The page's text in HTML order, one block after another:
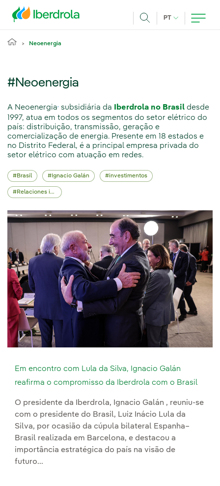
PT IDIOMA ATUAL,
Neoenergia
#Neoenergia
A Neoenergia, subsidiária da Iberdrola no Brasil desde
1997, atua em todos os segmentos do setor elétrico do
país: distribuição, transmissão, geração e
comercialização de energia. Presente em 18 estados e
no Distrito Federal, é a principal empresa privada do
setor elétrico com atuação em redes.
Brasil Ignacio Galán investimentos
Relaciones institucionales
Em encontro com Lula da Silva, Ignacio Galán
reafirma o compromisso da Iberdrola com o Brasil
O presidente da Iberdrola, Ignacio Galán , reuniu-se
com o presidente do Brasil, Luiz Inácio Lula da
Silva, por ocasião da cúpula bilateral Espanha–
Brasil realizada em Barcelona, e destacou a
importância estratégica do país na visão de
futuro...